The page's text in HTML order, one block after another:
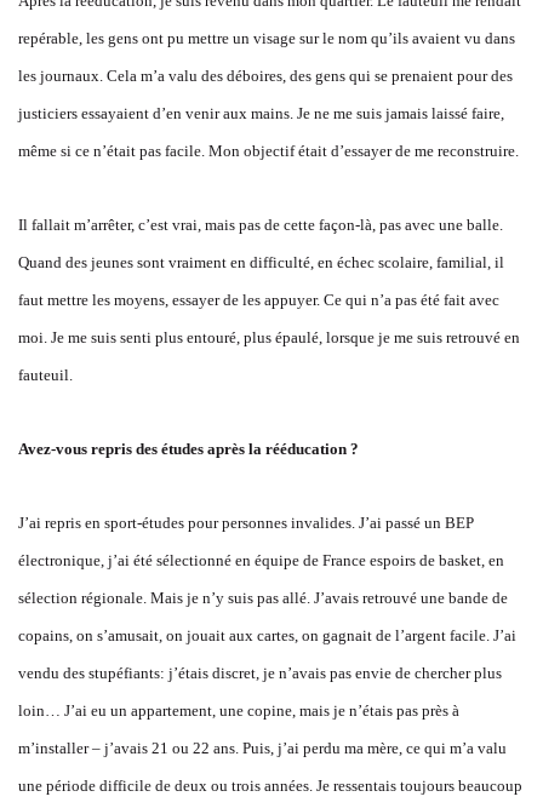
repérable, les gens ont pu mettre un visage sur le nom qu’ils avaient vu dans
les journaux. Cela m’a valu des déboires, des gens qui se prenaient pour des
justiciers essayaient d’en venir aux mains. Je ne me suis jamais laissé faire,
même si ce n’était pas facile. Mon objectif était d’essayer de me reconstruire.
Il fallait m’arrêter, c’est vrai, mais pas de cette façon-là, pas avec une balle.
Quand des jeunes sont vraiment en difficulté, en échec scolaire, familial, il
faut mettre les moyens, essayer de les appuyer. Ce qui n’a pas été fait avec
moi. Je me suis senti plus entouré, plus épaulé, lorsque je me suis retrouvé en
fauteuil.
Avez-vous repris des études après la rééducation ?
J’ai repris en sport-études pour personnes invalides. J’ai passé un BEP
électronique, j’ai été sélectionné en équipe de France espoirs de basket, en
sélection régionale. Mais je n’y suis pas allé. J’avais retrouvé une bande de
copains, on s’amusait, on jouait aux cartes, on gagnait de l’argent facile. J’ai
vendu des stupéfiants: j’étais discret, je n’avais pas envie de chercher plus
loin… J’ai eu un appartement, une copine, mais je n’étais pas près à
m’installer – j’avais 21 ou 22 ans. Puis, j’ai perdu ma mère, ce qui m’a valu
une période difficile de deux ou trois années. Je ressentais toujours beaucoup